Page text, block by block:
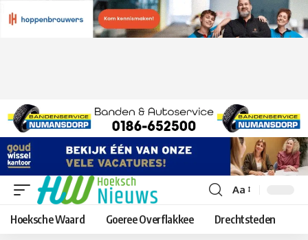
Lettergrootte
aanpassen
Aa
Hoeksche Waard Goeree Overflakkee Drechtsteden